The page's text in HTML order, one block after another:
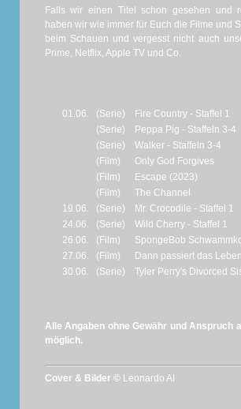
Falls wir einen Titel schon gesehen und
haben wir wie immer für Euch die Filme und
beim Schauen und vergesst nicht auch
Prime, Netflix, Apple TV und Co.
01.06. (Serie)
Fire Country - Staffel 1
(Serie)
Peppa Pig - Staffeln 3-4
(Serie)
Walker - Staffeln 3-4
(Film)
Only God Forgives
(Film)
Escape (2023)
(Film)
The Channel
19.06.
(Serie)
Mr. Crocodile - Staffel 1
24.06.
(Serie)
Wild Cherry - Staffel 1
26.06.
(Film)
SpongeBob
27.06.
(Film)
Dann passiert das Leben
30.06.
(Serie) Tyler Perry's Divorced
Alle Angaben ohne Gewähr und Anspruch
möglich.
Cover & Bilder © Leonardo AI